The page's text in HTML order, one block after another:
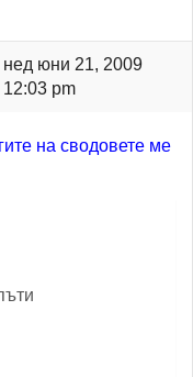
нед юни 21, 2009
12:03 pm
на сводовете ме